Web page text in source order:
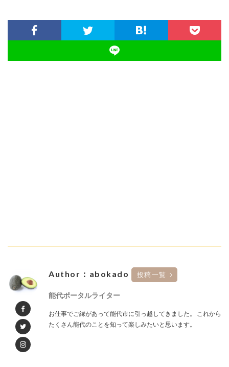
Author：abokado 投稿一覧
能代ポータルライター
お仕事でご縁があって能代市に引っ越してきました。 これから
たくさん能代のことを知って楽しみたいと思います。